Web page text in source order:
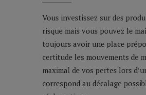
Vous investissez sur des
risque mais vous pouvez le
toujours avoir une place
certitude les mouvements de
maximal de vos pertes lors
correspond au décalage